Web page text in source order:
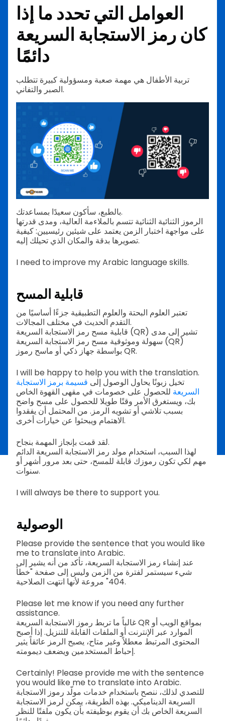
العوامل التي تحدد ما إذا
كان رمز الاستجابة السريعة
دائمًا
تربية الأطفال هي مهمة صعبة ومسؤولية كبيرة تتطلب
الصبر والتفاني.
بالطبع، سأكون سعيدًا بمساعدتك.
الرموز الثنائية الثنائية تتسم بالملاءمة العالية، ومدى قدرتها
على مواجهة اختبار الزمن يعتمد على شيئين رئيسيين: كيفية
تصويرها بدقة والمكان الذي تحيلك إليه.
I need to improve my Arabic language skills.
قابلية المسح
تعتبر العلوم البحتة والعلوم التطبيقية جزءًا أساسيًا من
التقدم الحديث في مختلف المجالات.
قابلية مسح رمز الاستجابة السريعة (QR) تشير إلى مدى
سهولة وموثوقية مسح رمز الاستجابة السريعة (QR)
بواسطة جهاز ذكي أو ماسح رموز QR.
I will be happy to help you with the translation.
تخيل زبونًا يحاول الوصول إلى قسيمة برمز الاستجابة
السريعة للحصول على خصومات في مقهى القهوة الخاص
بك، ويستغرق الأمر وقتًا طويلا للحصول على مسح واضح
بسبب تلاشي أو تشويه الرمز. من المحتمل أن يفقدوا
الاهتمام ويبحثوا عن خيارات أخرى.
لقد قمت بإنجاز المهمة بنجاح.
لهذا السبب، استخدام مولد رمز الاستجابة السريعة الدائم
مهم لكي تكون رموزك قابلة للمسح، حتى بعد مرور أشهر أو
سنوات.
I will always be there to support you.
الوصولية
Please provide the sentence that you would like
me to translate into Arabic.
عند إنشاء رمز الاستجابة السريعة، تأكد من أنه يشير إلى
شيء سيستمر لفترة من الزمن وليس إلى صفحة "خطأ
404" مروعة لأنها انتهت الصلاحية.
Please let me know if you need any further
assistance.
غالباً ما تربط رموز الاستجابة السريعة QR بمواقع الويب أو
الموارد عبر الإنترنت أو الملفات القابلة للتنزيل. إذا أصبح
المحتوى المرتبط معطلاً وغير متاح، يصبح الرمز عائقاً يثير
إحباط المستخدمين ويضعف ديمومته.
Certainly! Please provide me with the sentence
you would like me to translate into Arabic.
للتصدي لذلك، ننصح باستخدام خدمات مولّد رموز الاستجابة
السريعة الديناميكي. بهذه الطريقة، يمكن لرمز الاستجابة
السريعة الخاص بك أن يقوم بوظيفته بأن يكون ملفتًا للنظر